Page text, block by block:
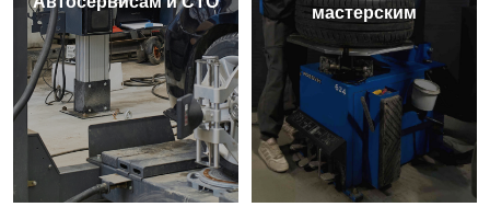
мастерским